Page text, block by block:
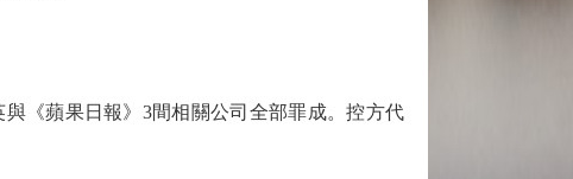
《蘋果日報》3間相關公司全部罪成。控方代